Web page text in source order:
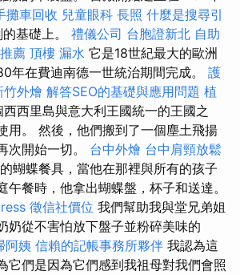
攤車回收 兒童眼科 長照 什麼是搜尋引
基礎上。 禮儀公司 台胞證新北 自助
薦 頂樓 漏水 它是18世紀最大的歐洲
年在費迪南德一世統治期間完成。 護
竹外燴 解答SEO的基礎與應用問題 植
西里島與意大利王國統一的王國之
用。 然後，他們搬到了一個塵土飛揚
次開始一切。 台中外燴 台中肩頸放鬆
蝴蝶餐具，當他在那裡與所有的孩子
午餐時，他拿出蝴蝶盤，杯子和送達。
徵信社價位 我們幫助我與堂兄弟姐
奶從不害怕放下盤子並粉碎美味的
阿姨 信賴的記帳事務所夥伴 我認為這
它們是因為它們感到我祖母對我們會照